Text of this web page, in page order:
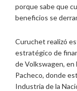
porque sabe que
beneficios se
Curuchet realizó
estratégico de
de Volkswagen, en
Pacheco, donde
Industria de la